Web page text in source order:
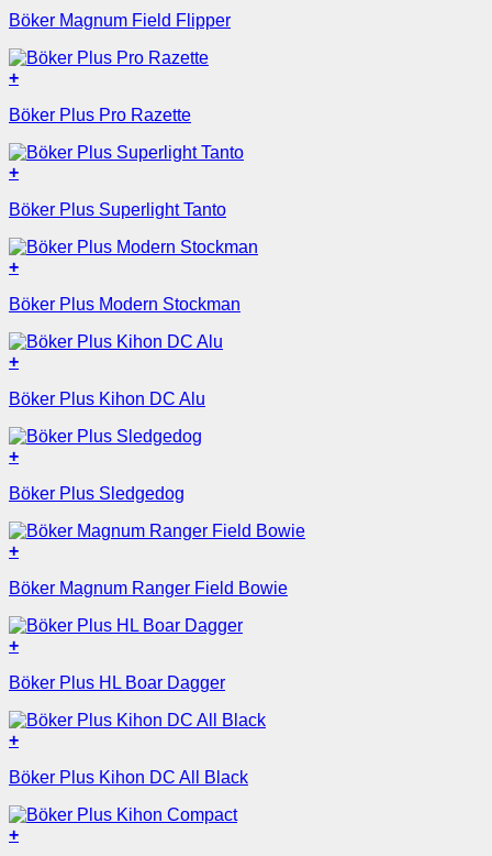
Böker Magnum Field Flipper
+
Böker Plus Pro Razette
+
Böker Plus Superlight Tanto
+
Böker Plus Modern Stockman
+
Böker Plus Kihon DC Alu
+
Böker Plus Sledgedog
+
Böker Magnum Ranger Field Bowie
+
Böker Plus HL Boar Dagger
+
Böker Plus Kihon DC All Black
+